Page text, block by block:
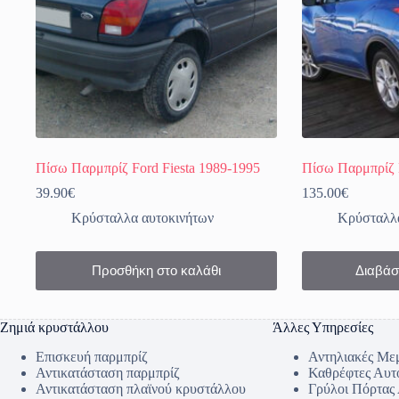
του
προϊόντος
του
προϊόντος
Πίσω Παρμπρίζ Ford Fiesta 1989-1995
39.90€
Κρύσταλλα αυτοκινήτων
Προσθήκη στο καλάθι
Πίσω Παρμπρίζ
135.00€
Ζημιά κρυστάλλου
Επισκευή παρμπρίζ
Αντικατάσταση παρμπρίζ
Αντικατάσταση πλαϊνού κρυστάλλου
Άλλες Υπηρεσίες
Αντηλιακές
Καθρέφτες
Γρύλοι Πόρτας